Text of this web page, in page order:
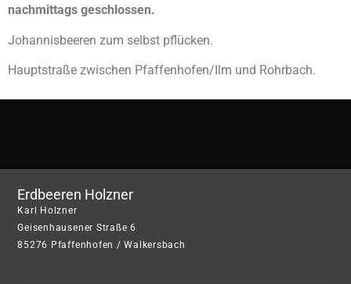
nachmittags geschlossen.
Johannisbeeren zum selbst pflücken.
Hauptstraße zwischen Pfaffenhofen/Ilm und Rohrbach.
Erdbeeren Holzner
Karl Holzner
Geisenhausener Straße 6
85276 Pfaffenhofen / Walkersbach